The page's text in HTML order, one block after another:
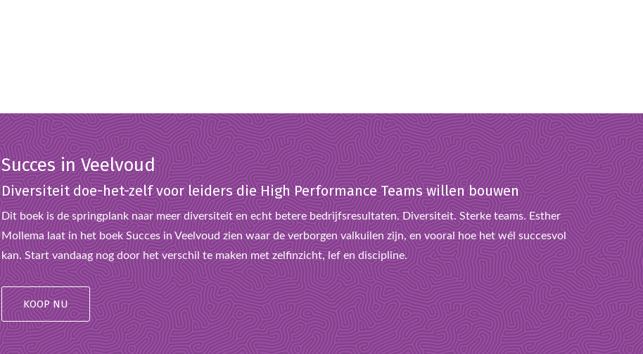
Succes in Veelvoud
Diversiteit doe-het-zelf voor leiders die High Performance Teams willen bouwen
Dit boek is de springplank naar meer diversiteit en echt betere bedrijfsresultaten. Diversiteit. Sterke teams. Esther
Mollema laat in het boek Succes in Veelvoud zien waar de verborgen valkuilen zijn, en vooral hoe het wél succesvol
kan. Start vandaag nog door het verschil te maken met zelfinzicht, lef en discipline.
KOOP NU